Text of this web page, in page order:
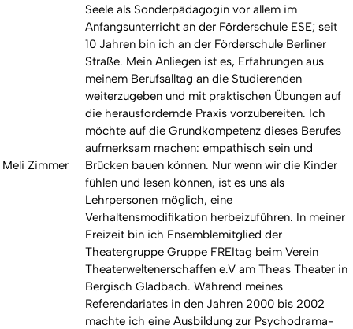
Meli Zimmer
Seele als Sonderpädagogin vor allem im
Anfangsunterricht an der Förderschule ESE; seit
10 Jahren bin ich an der Förderschule Berliner
Straße. Mein Anliegen ist es, Erfahrungen aus
meinem Berufsalltag an die Studierenden
weiterzugeben und mit praktischen Übungen auf
die herausfordernde Praxis vorzubereiten. Ich
möchte auf die Grundkompetenz dieses Berufes
aufmerksam machen: empathisch sein und
Brücken bauen können. Nur wenn wir die Kinder
fühlen und lesen können, ist es uns als
Lehrpersonen möglich, eine
Verhaltensmodifikation herbeizuführen. In meiner
Freizeit bin ich Ensemblemitglied der
Theatergruppe Gruppe FREItag beim Verein
Theaterweltenerschaffen e.V am Theas Theater in
Bergisch Gladbach. Während meines
Referendariates in den Jahren 2000 bis 2002
machte ich eine Ausbildung zur Psychodrama-